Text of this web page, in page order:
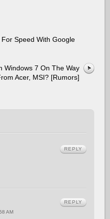
Speed With Google
Windows 7 On The Way
Acer, MSI? [Rumors]
REPLY
AM
REPLY